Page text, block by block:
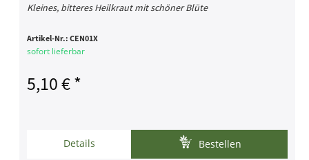
Kleines, bitteres Heilkraut mit schöner Blüte
Artikel-Nr.:CEN01X
sofort lieferbar
5,10 € *
Details Bestellen